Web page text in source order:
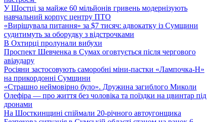
У Шостці за майже 60 мільйонів гривень модернізують
навчальний корпус центру ПТО
«Вирішувала питання» за $7 тисяч: адвокатку із Сумщини
судитимуть за оборудку з відстрочками
В Охтирці пролунали вибухи
Проспект Шевченка в Сумах оговтується після чергового
авіаудару
Росіяни застосовують саморобні міни-пастки «Лампочка-Н»
на прикордонні Сумщини
«Страшно неймовірно було». Дружина загиблого Миколи
Олефіра — про життя без чоловіка та поїздки на цвинтар під
дронами
На Шосткинщині спіймали 20-річного автоугонщика